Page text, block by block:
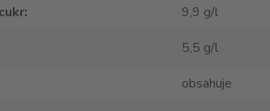
9,9 g/l
5,5 g/l
obsahuje